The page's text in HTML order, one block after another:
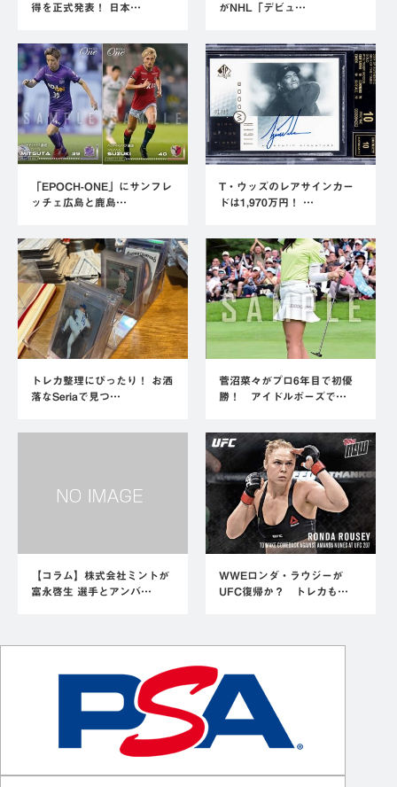
得を正式発表！ 日本…
がNHL「デビュ…
「EPOCH-ONE」にサンフレ
ッチェ広島と鹿島…
T・ウッズのレアサインカー
ドは1,970万円！ …
トレカ整理にぴったり！ お洒
落なSeriaで見つ…
菅沼菜々がプロ6年目で初優
勝！ アイドルポーズで…
【コラム】株式会社ミントが
富永啓生 選手とアンバ…
WWEロンダ・ラウジーが
UFC復帰か？ トレカも…